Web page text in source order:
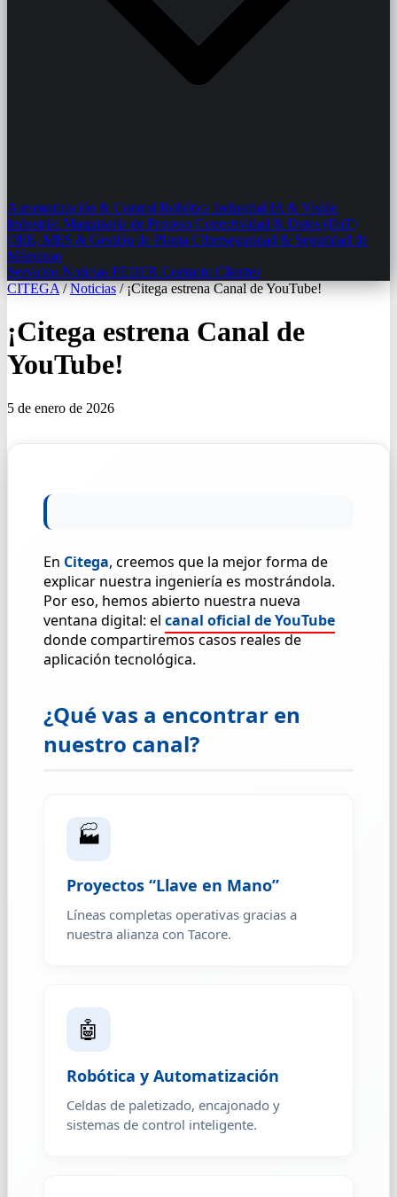
Automatización & Control Robótica Industrial IA & Visión
Industrial Maquinaria de Proceso Conectividad & Datos (IIoT)
OEE, MES & Gestión de Planta Ciberseguridad & Seguridad de
Máquinas
Servicios Noticias FEDER Contacto Clientes
CITEGA / Noticias / ¡Citega estrena Canal de YouTube!
¡Citega estrena Canal de
YouTube!
5 de enero de 2026
En Citega, creemos que la mejor forma de
explicar nuestra ingeniería es mostrándola.
Por eso, hemos abierto nuestra nueva
ventana digital: el canal oficial de YouTube
donde compartiremos casos reales de
aplicación tecnológica.
¿Qué vas a encontrar en
nuestro canal?
🏭
Proyectos “Llave en Mano”
Líneas completas operativas gracias a
nuestra alianza con Tacore.
🤖
Robótica y Automatización
Celdas de paletizado, encajonado y
sistemas de control inteligente.